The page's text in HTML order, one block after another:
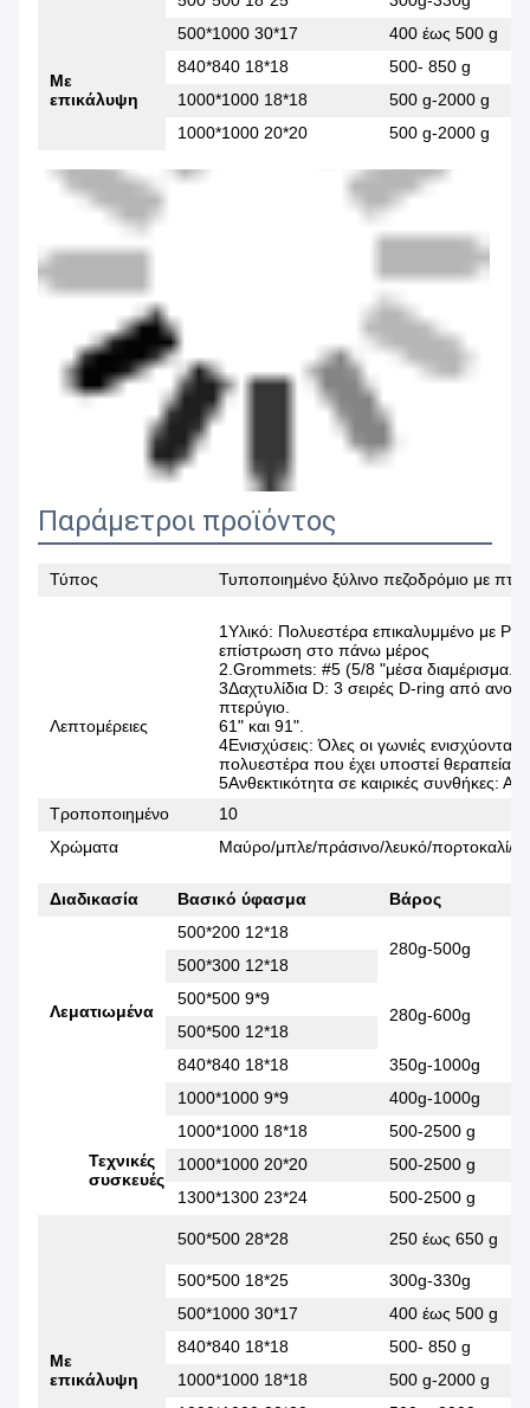
Με
επικάλυψη
500*1000 30*17
400 έως 500 g
840*840 18*18
500- 850 g
1000*1000 18*18
500 g-2000 g
1000*1000 20*20
500 g-2000 g
Παράμετροι προϊόντος
Τύπος Τυποποιημένο ξύλινο πεζοδρόμιο με
Λεπτομέρειες
1Υλικό: Πολυεστέρα επικαλυμμένο με
επίστρωση στο πάνω μέρος
2.Grommets: #5 (5/8 "μέσα διαμέρισμα.)
3Δαχτυλίδια D: 3 σειρές D-ring από
πτερύγιο.
61" και 91".
4Ενισχύσεις: Όλες οι γωνιές
πολυεστέρα που έχει υποστεί θεραπεία
5Ανθεκτικότητα σε καιρικές συνθήκες:
Τροποποιημένο
10
Χρώματα
Μαύρο/μπλε/πράσινο/λευκό/πορτοκαλί/
Διαδικασία Βασικό ύφασμα Βάρος
Λεματιωμένα
500*200 12*18
280g-500g
500*300 12*18
500*500 9*9
280g-600g
500*500 12*18
Τεχνικές
συσκευές
840*840 18*18 350g-1000g
1000*1000 9*9
400g-1000g
1000*1000 18*18
500-2500 g
1000*1000 20*20
500-2500 g
1300*1300 23*24
500-2500 g
Με
επικάλυψη
500*500 28*28 250 έως 650 g
500*500 18*25 300g-330g
500*1000 30*17
400 έως 500 g
840*840 18*18
500- 850 g
1000*1000 18*18
500 g-2000 g